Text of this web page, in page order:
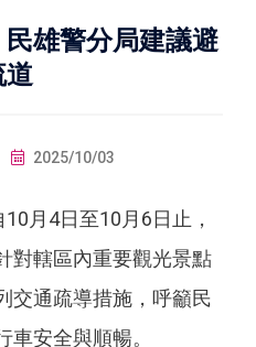
雄警分局建議避
2025/10/03
月4日至10月6日止，
對轄區內重要觀光景點
交通疏導措施，呼籲民
安全與順暢。